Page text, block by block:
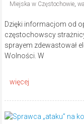
Miejska w Częstochowie,
Dzięki informacjom od
częstochowscy
sprayem zdewastował
Wolności. W